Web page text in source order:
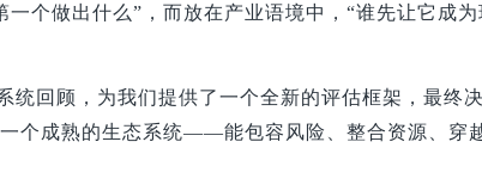
个做出什么”，而放在产业语境中，“谁先让它成为
统回顾，为我们提供了一个全新的评估框架，最终
个成熟的生态系统——能包容风险、整合资源、穿